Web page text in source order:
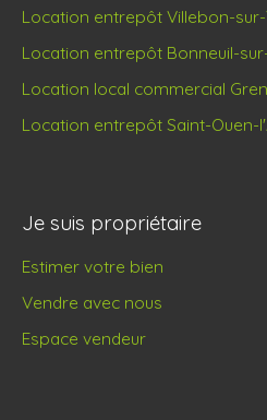
Location entrepôt Villebon-sur-
Location entrepôt Bonneuil-
Location local commercial
Location entrepôt Saint-Ouen-
Je suis propriétaire
Estimer votre bien
Vendre avec nous
Espace vendeur